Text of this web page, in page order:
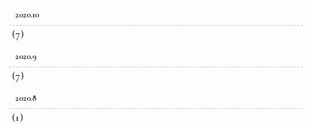
2020.10
(7)
2020.9
(7)
2020.8
(1)